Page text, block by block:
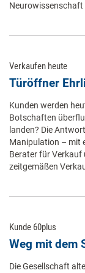
Neurowissenschaft
Verkaufen heute
Türöffner
Kunden werden
Botschaften
landen? Die
Manipulation – mit
Berater für Verkauf
zeitgemäßen
Kunde 60plus
Weg mit dem
Die Gesellschaft